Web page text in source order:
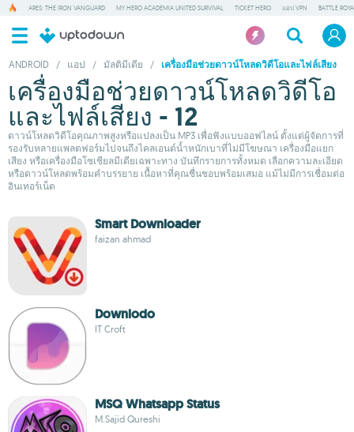
ARES: THE IRON VANGUARD MY HERO ACADEMIA UNITED SURVIVAL TICKET HERO แอป VPN BATTLE
ANDROID / แอป / มัลติมีเดีย / เครื่องมือช่วยดาวน์โหลดวิดีโอและไฟล์เสียง
เครื่องมือช่วยดาวน์โหลดวิดีโอ
และไฟล์เสียง - 12
ดาวน์โหลดวิดีโอคุณภาพสูงหรือแปลงเป็น MP3 เพื่อฟังแบบออฟไลน์ ตั้งแต่ผู้จัดการที่
รองรับหลายแพลตฟอร์มไปจนถึงไคลเอนต์น้ำหนักเบาที่ไม่มีโฆษณา เครื่องมือแยก
เสียง หรือเครื่องมือโซเชียลมีเดียเฉพาะทาง บันทึกรายการทั้งหมด เลือกความละเอียด
หรือดาวน์โหลดพร้อมคำบรรยาย เนื้อหาที่คุณชื่นชอบพร้อมเสมอ แม้ไม่มีการเชื่อมต่อ
อินเทอร์เน็ต
Smart Downloader
faizan ahmad
Downlodo
IT Croft
MSQ Whatsapp Status
M.Sajid Qureshi